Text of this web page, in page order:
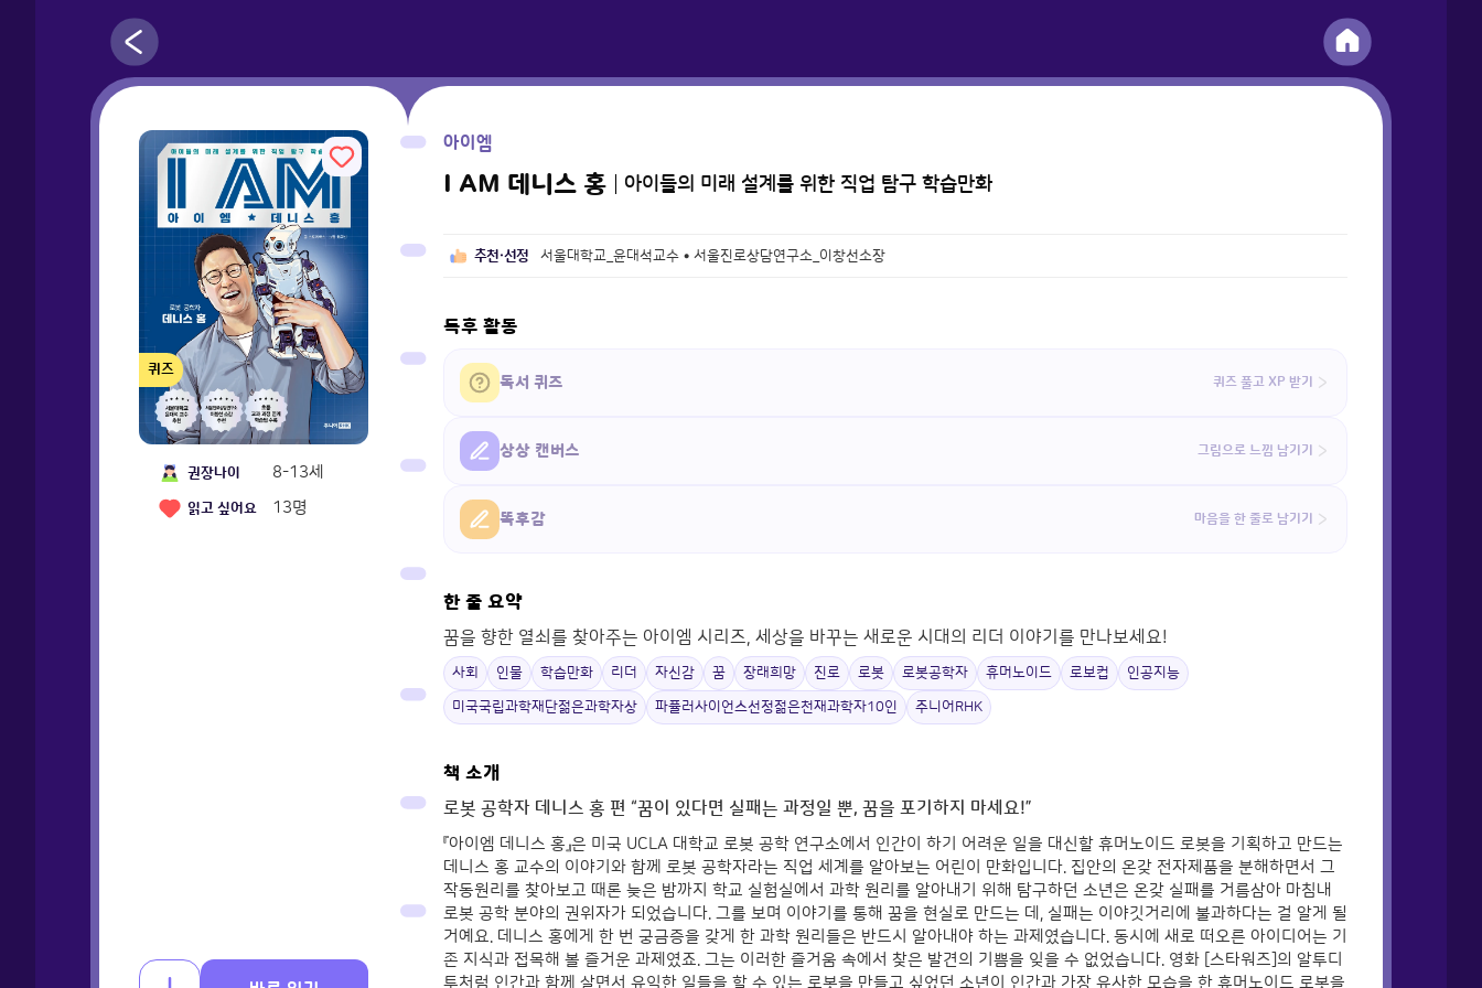
퀴즈
권장나이 8-13세
읽고 싶어요 13명
아이엠
I AM 데니스 홍 아이들의 미래 설계를 위한 직업 탐구 학습만화
추천·선정 서울대학교_윤대석교수 • 서울진로상담연구소_이창선소장
독후 활동
독서 퀴즈 퀴즈 풀고 XP 받기
상상 캔버스 그림으로 느낌 남기기
똑후감 마음을 한 줄로 남기기
한 줄 요약
꿈을 향한 열쇠를 찾아주는 아이엠 시리즈, 세상을 바꾸는 새로운 시대의 리더 이야기를 만나보세요!
사회 인물 학습만화 리더 자신감 꿈 장래희망 진로 로봇 로봇공학자 휴머노이드 로보컵 인공지능
미국국립과학재단젊은과학자상 파퓰러사이언스선정젊은천재과학자10인 주니어RHK
책 소개
로봇 공학자 데니스 홍 편 “꿈이 있다면 실패는 과정일 뿐, 꿈을 포기하지 마세요!”
『아이엠 데니스 홍』은 미국 UCLA 대학교 로봇 공학 연구소에서 인간이 하기 어려운 일을 대신할 휴머노이드 로봇을 기획하고 만드는
데니스 홍 교수의 이야기와 함께 로봇 공학자라는 직업 세계를 알아보는 어린이 만화입니다. 집안의 온갖 전자제품을 분해하면서 그
작동원리를 찾아보고 때론 늦은 밤까지 학교 실험실에서 과학 원리를 알아내기 위해 탐구하던 소년은 온갖 실패를 거름삼아 마침내
로봇 공학 분야의 권위자가 되었습니다. 그를 보며 이야기를 통해 꿈을 현실로 만드는 데, 실패는 이야깃거리에 불과하다는 걸 알게 될
거예요. 데니스 홍에게 한 번 궁금증을 갖게 한 과학 원리들은 반드시 알아내야 하는 과제였습니다. 동시에 새로 떠오른 아이디어는 기
존 지식과 접목해 볼 즐거운 과제였죠. 그는 이러한 즐거움 속에서 찾은 발견의 기쁨을 잊을 수 없었습니다. 영화 [스타워즈]의 알투디
투처럼 인간과 함께 살면서 유익한 일들을 할 수 있는 로봇을 만들고 싶었던 소년이 인간과 가장 유사한 모습을 한 휴머노이드 로봇을